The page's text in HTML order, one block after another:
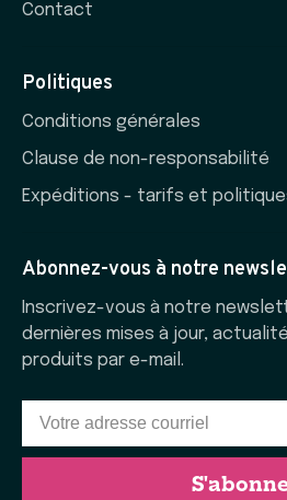
Contact
Politiques
Conditions générales
Clause de non-responsabilité
Expéditions - tarifs et
Abonnez-vous à notre
Inscrivez-vous à notre
dernières mises à jour,
produits par e-mail.